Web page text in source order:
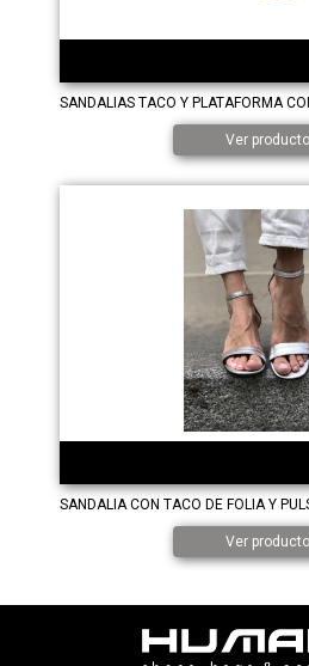
SANDALIAS TACO Y PLATAFORMA
Ver producto
SANDALIA CON TACO DE FOLIA Y
Ver producto